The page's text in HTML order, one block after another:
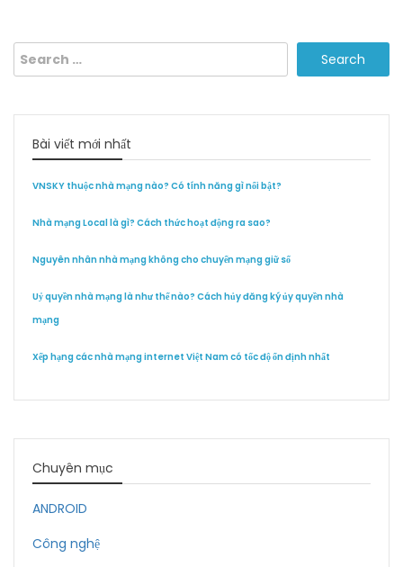
Search
for:
Bài viết mới nhất
VNSKY thuộc nhà mạng nào? Có tính năng gì nổi bật?
Nhà mạng Local là gì? Cách thức hoạt động ra sao?
Nguyên nhân nhà mạng không cho chuyển mạng giữ số
Uỷ quyền nhà mạng là như thế nào? Cách hủy đăng ký ủy quyền nhà
mạng
Xếp hạng các nhà mạng internet Việt Nam có tốc độ ổn định nhất
Chuyên mục
ANDROID
Công nghệ